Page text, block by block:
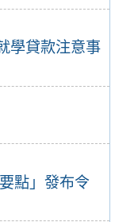
學貸款注意事
點」發布令